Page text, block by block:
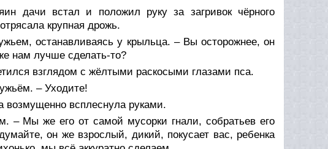
дачи встал и положил руку за загривок чёрного
крупная дрожь.
останавливаясь у крыльца. – Вы осторожнее, он
нам лучше сделать-то?
взглядом с жёлтыми раскосыми глазами пса.
– Уходите!
всплеснула руками.
– Мы же его от самой мусорки гнали, собратьев его
он же взрослый, дикий, покусает вас, ребенка